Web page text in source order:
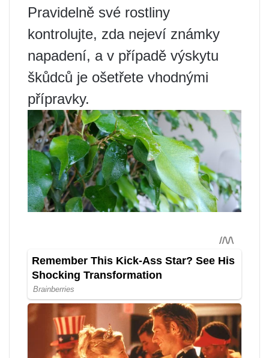
Pravidelně své rostliny
kontrolujte, zda nejeví známky
napadení, a v případě výskytu
škůdců je ošetřete vhodnými
přípravky.